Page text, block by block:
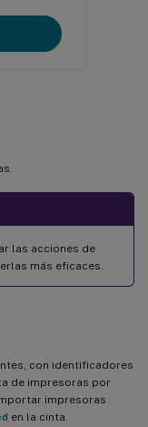
las acciones de
más eficaces.
con identificadores
de impresoras por
impresoras
en la cinta.